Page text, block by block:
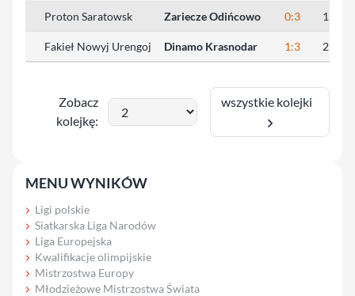
Proton Saratowsk Zariecze Odińcowo 0:3
Fakieł Nowyj Urengoj Dinamo Krasnodar 1:3
Zobacz
kolejkę:
wszystkie kolejki
MENU WYNIKÓW
Ligi polskie
Siatkarska Liga Narodów
Liga Europejska
Kwalifikacje olimpijskie
Mistrzostwa Europy
Młodzieżowe Mistrzostwa Świata